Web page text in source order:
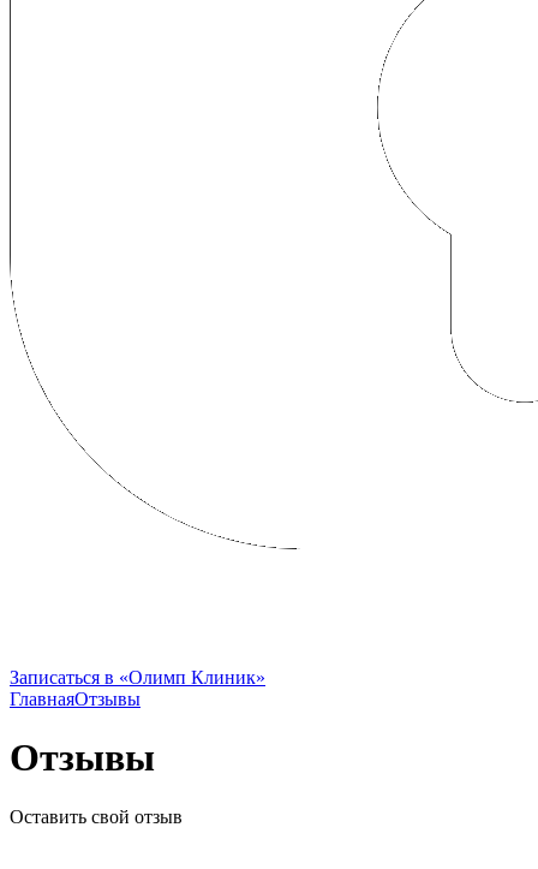
Записаться в «Олимп Клиник»
ГлавнаяОтзывы
Отзывы
Оставить свой отзыв